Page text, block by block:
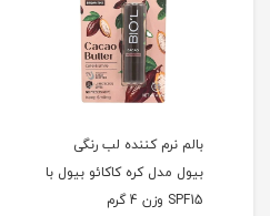
بالم نرم کننده لب رنگی
بیول مدل کره کاکائو بیول با
SPF15 وزن 4 گرم